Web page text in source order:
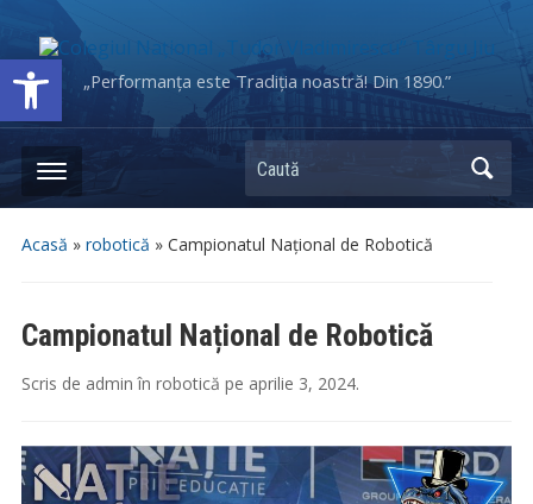
Deschide bara de unelte„Performanța este Tradiția noastră! Din 1890.”
Caută
Acasă » robotică » Campionatul Național de Robotică
Campionatul Național de Robotică
Scris de admin în robotică pe aprilie 3, 2024.